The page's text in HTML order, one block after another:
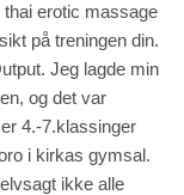
erotic massage
på treningen din.
Jeg lagde min
og det var
4.-7.klassinger
i kirkas gymsal.
ikke alle